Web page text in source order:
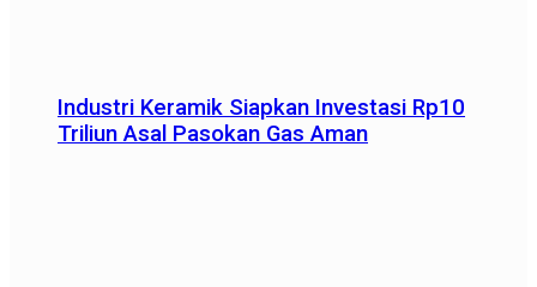
Industri Keramik Siapkan Investasi Rp10
Triliun Asal Pasokan Gas Aman